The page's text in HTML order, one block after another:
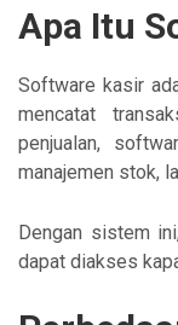
Apa Itu
Software kasir
mencatat
penjualan,
manajemen stok,
Dengan sistem
dapat diakses